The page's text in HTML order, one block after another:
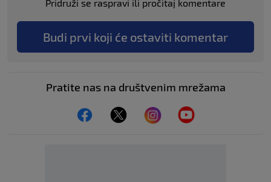
Pridruži se raspravi ili pročitaj komentare
Budi prvi koji će ostaviti komentar
Pratite nas na društvenim mrežama